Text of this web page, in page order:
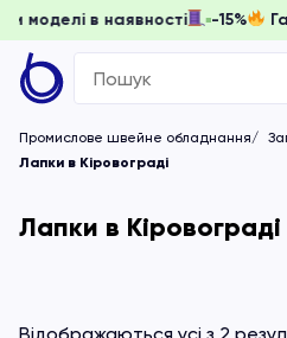
доки моделі в наявності -15%
Search
for:
Промислове швейне обладнання
Лапки в Кіровограді
Лапки в Кіровограді